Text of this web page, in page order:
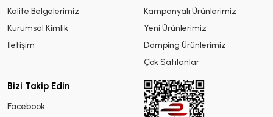
Kalite Belgelerimiz
Kurumsal Kimlik
İletişim
Kampanyalı Ürünlerimiz
Yeni Ürünlerimiz
Damping Ürünlerimiz
Çok Satılanlar
Bizi Takip Edin
Facebook